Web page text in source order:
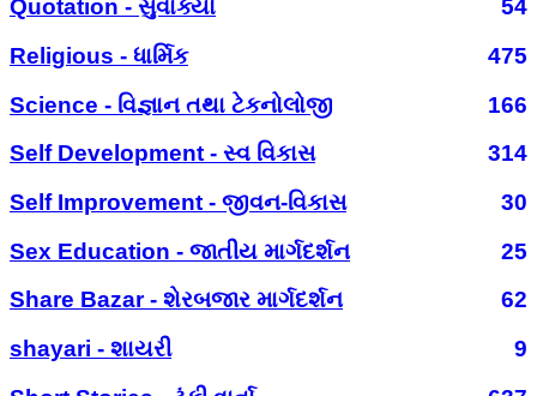
Quotation - સુવાક્યો
54
Religious - ધાર્મિક
475
Science - વિજ્ઞાન તથા ટેકનોલોજી
166
Self Development - સ્વ વિકાસ
314
Self Improvement - જીવન-વિકાસ
30
Sex Education - જાતીય માર્ગદર્શન
25
Share Bazar - શેરબજાર માર્ગદર્શન
62
shayari - શાયરી
9